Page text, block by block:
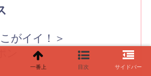
がイイ！＞
一番上 目次 サイドバー